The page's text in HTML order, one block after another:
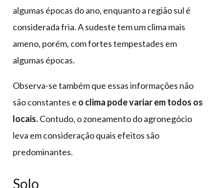
algumas épocas do ano, enquanto a região sul é
considerada fria. A sudeste tem um clima mais
ameno, porém, com fortes tempestades em
algumas épocas.
Observa-se também que essas informações não
são constantes e o clima pode variar em todos os
locais.Contudo, o zoneamento do agronegócio
leva em consideração quais efeitos são
predominantes.
Solo